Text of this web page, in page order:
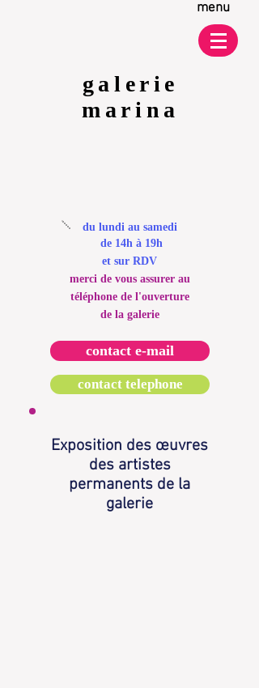
menu
galerie
marina
du lundi au samedi
de 14h à 19h
et sur RDV
merci de vous assurer au
téléphone de l'ouverture
de la galerie
contact e-mail
contact telephone
Exposition des œuvres
des artistes
permanents de la
galerie